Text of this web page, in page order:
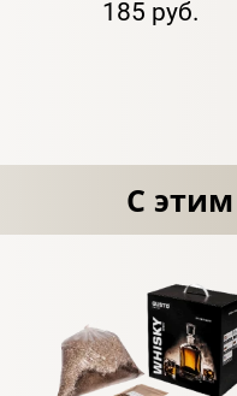
185 руб.
С